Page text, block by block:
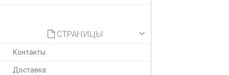
СТРАНИЦЫ
Контакты
Доставка